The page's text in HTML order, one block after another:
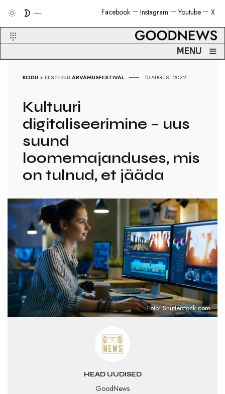
X
Youtube
Instagram
Facebook
MENU ≡
KODU >EESTI ELU ARVAMUSFESTIVAL 10.AUGUST 2022
Kultuuri
digitaliseerimine – uus
suund
loomemajanduses, mis
on tulnud, et jääda
HEAD UUDISED
GoodNews
Foto: Shutterstock.com